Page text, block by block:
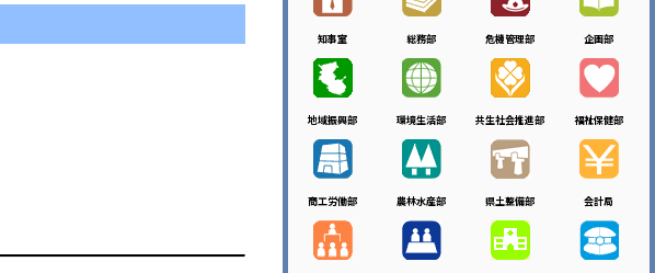
知事室 総務部 危機管理部 企画部
地域振興部 環境生活部 共生社会推進部 福祉保健部
商工労働部 農林水産部 県土整備部 会計局